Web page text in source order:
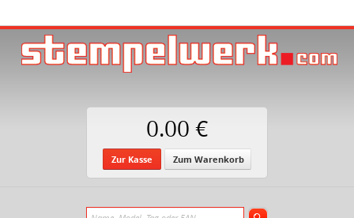
0.00 €
Zur Kasse Zum Warenkorb